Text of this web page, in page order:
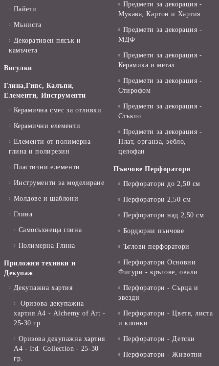
Пайети
Мъниста
Декоративен пясък и
камъчета
Висулки
Глина,Гипс, Калъпи,
Елементи, Инструменти
Керамична смес за отливки
Керамични елементи
Елементи от полимерна
глина и полирезин
Пластични елементи
Инструменти за моделиране
Молдове и шаблони
Глина
Самосъхнеща глина
Полимерна Глина
Приложни техники и
Декупаж
Декупажна хартия
Оризова декупажна
хартия А4 - Alchemy of Art -
25-30 гр.
Оризова декупажна хартия
А4 - Itd. Collection - 25-30
гр.
Предмети за декорация -
Мукава, Картон и Хартия
Предмети за декорация -
МДФ
Предмети за декорация -
Керамика и метал
Предмети за декорация -
Стирофом
Предмети за декорация -
Стъкло
Предмети за декорация -
Плат, органза, зебло,
целофан
Пънчове Перфоратори
Перфоратори до 2,50 см
Перфоратори 2,50 см
Перфоратори над 2,50 см
Бордюрни пънчове
Ъглови перфоратори
Перфоратори Основни
Фигури - кръгове, овали
Перфоратори - Сърца и
звезди
Перфоратори - Цветя, листа
и клонки
Перфоратори - Детски
Перфоратори - Животни